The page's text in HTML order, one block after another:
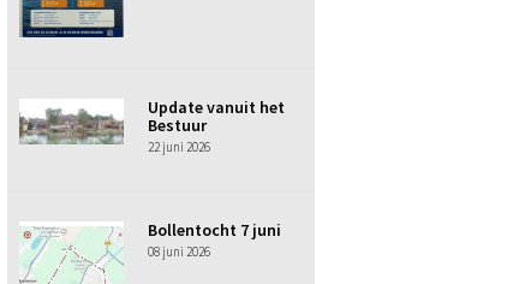
Update vanuit het
Bestuur
22 juni 2026
Bollentocht 7 juni
08 juni 2026